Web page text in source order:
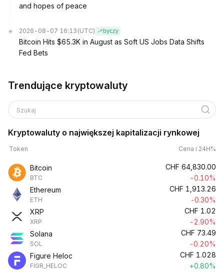
and hopes of peace
2026-08-07 16:13 (UTC) byczy
Bitcoin Hits $65.3K in August as Soft US Jobs Data Shifts
Fed Bets
Trendujące kryptowaluty
Szukaj
Kryptowaluty o największej kapitalizacji rynkowej
Token Cena i 24H%
Bitcoin
BTC
CHF 64,830.00
-0.10%
Ethereum
ETH
CHF 1,913.26
-0.30%
XRP
XRP
CHF 1.02
-2.90%
Solana
SOL
CHF 73.49
-0.20%
Figure Heloc
FIGR_HELOC
CHF 1.028
+0.80%